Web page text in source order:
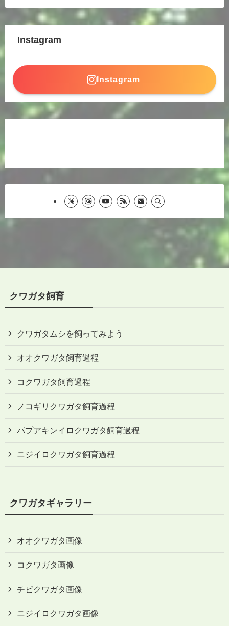
Instagram
Instagram
クワガタ飼育
クワガタムシを飼ってみよう
オオクワガタ飼育過程
コクワガタ飼育過程
ノコギリクワガタ飼育過程
パプアキンイロクワガタ飼育過程
ニジイロクワガタ飼育過程
クワガタギャラリー
オオクワガタ画像
コクワガタ画像
チビクワガタ画像
ニジイロクワガタ画像